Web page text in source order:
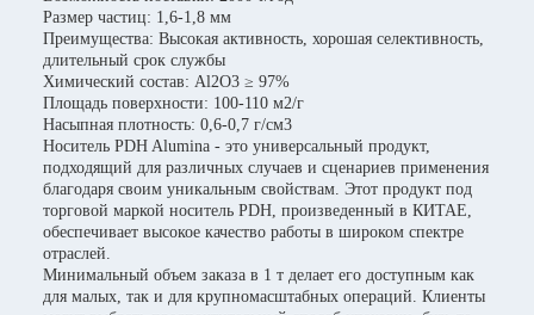
Размер частиц: 1,6-1,8 мм
Преимущества: Высокая активность, хорошая селективность,
длительный срок службы
Химический состав: Al2O3 ≥ 97%
Площадь поверхности: 100-110 м2/г
Насыпная плотность: 0,6-0,7 г/см3
Носитель PDH Alumina - это универсальный продукт,
подходящий для различных случаев и сценариев применения
благодаря своим уникальным свойствам. Этот продукт под
торговой маркой носитель PDH, произведенный в КИТАЕ,
обеспечивает высокое качество работы в широком спектре
отраслей.
Минимальный объем заказа в 1 т делает его доступным как
для малых, так и для крупномасштабных операций. Клиенты